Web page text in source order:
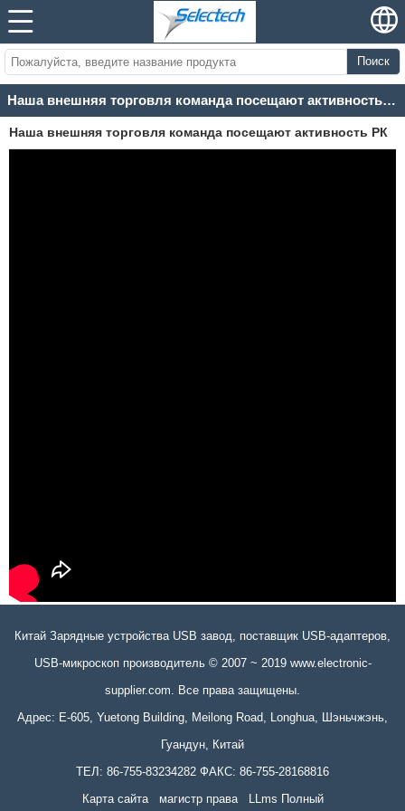
Поиск
Наша внешняя торговля команда посещают активность РК
Наша внешняя торговля команда посещают активность РК
Китай Зарядные устройства USB завод, поставщик USB-адаптеров,
USB-микроскоп производитель © 2007 ~ 2019 www.electronic-
supplier.com. Все права защищены.
Адрес: E-605, Yuetong Building, Meilong Road, Longhua, Шэньчжэнь,
Гуандун, Китай
ТЕЛ: 86-755-83234282 ФАКС: 86-755-28168816
Карта сайта
магистр права LLms Полный